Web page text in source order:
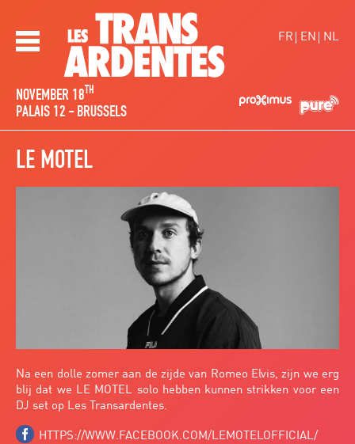
Overslaan en naar de inhoud gaan
Les TransArdentes
NOVEMBER 18TH
PALAIS 12 - BRUSSELS
FR EN NL
LE MOTEL
Na een dolle zomer aan de zijde van Romeo Elvis, zijn we erg
blij dat we LE MOTEL solo hebben kunnen strikken voor een
DJ set op Les Transardentes.
HTTPS://WWW.FACEBOOK.COM/LEMOTELOFFICIAL/